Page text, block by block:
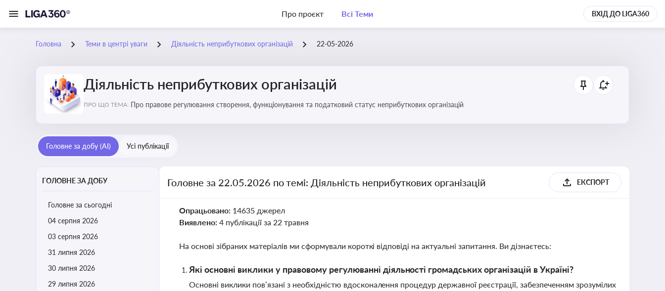
Про проєкт Всі Теми ВХІД ДО LIGA360
Головна Теми в центрі уваги Діяльність неприбуткових організацій 22-05-2026
Діяльність неприбуткових організацій
ПРО ЩО ТЕМА: Про правове регулювання створення, функціонування та податковий статус неприбуткових організацій
Головне за добу (AI) Усі публікації
ГОЛОВНЕ ЗА ДОБУ
Головне за сьогодні
04 серпня 2026
03 серпня 2026
31 липня 2026
30 липня 2026
29 липня 2026
Головне за 22.05.2026 по темі: Діяльність неприбуткових організацій ЕКСПОРТ
Опрацьовано: 14635 джерел
Виявлено: 4 публікації за 22 травня
На основі зібраних матеріалів ми сформували короткі відповіді на актуальні запитання. Ви дізнаєтесь:
Які основні виклики у правовому регулюванні діяльності громадських організацій в Україні?
Основні виклики пов’язані з необхідністю вдосконалення процедур державної реєстрації, забезпеченням зрозумілих